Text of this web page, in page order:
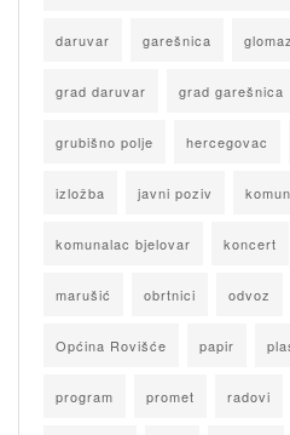
daruvar garešnica
grad daruvar grad garešnica
grubišno polje hercegovac
izložba javni poziv
komunalac bjelovar koncert
marušić obrtnici odvoz
Općina Rovišće papir
program promet radovi